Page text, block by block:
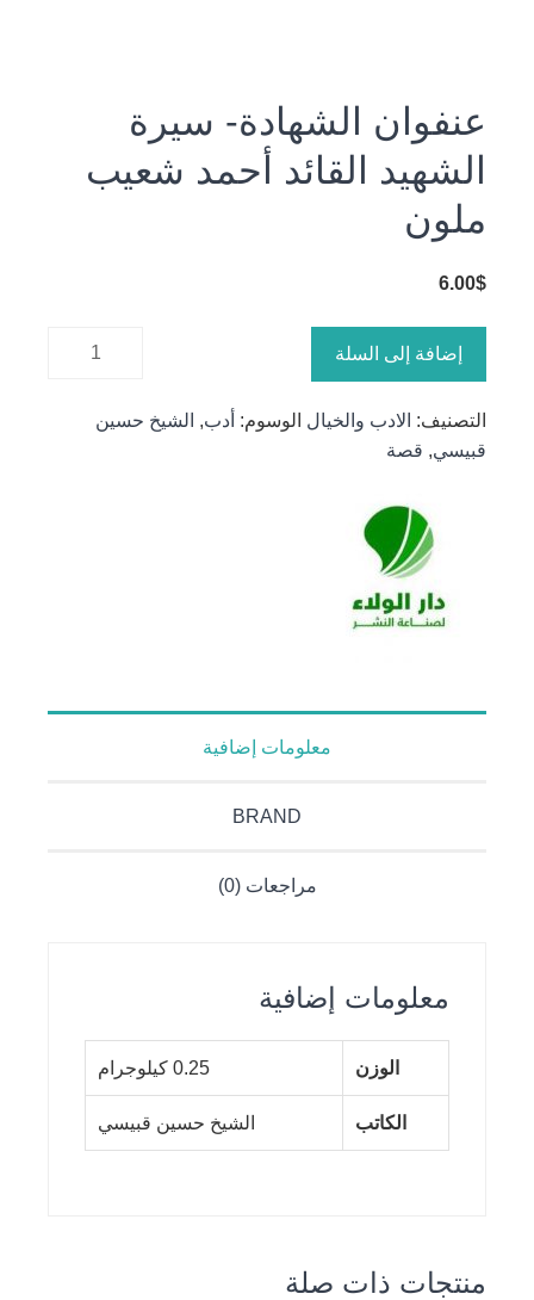
عنفوان الشهادة- سيرة
الشهيد القائد أحمد شعيب
ملون
6.00$
سيرة
إضافة إلى السلة
التصنيف: الادب والخيال الوسوم: أدب, الشيخ حسين
قبيسي, قصة
معلومات إضافية
BRAND
مراجعات (0)
معلومات إضافية
الوزن 0.25 كيلوجرام
الكاتب الشيخ حسين قبيسي
منتجات ذات صلة